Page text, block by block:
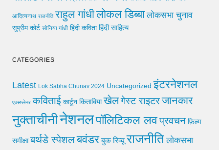
आदित्यनाथ राजनीति राहुल गांधीलोकल डिब्बा लोकसभा चुनाव
सुप्रीम कोर्ट सोनिया गांधी हिंदी कविता हिंदी साहित्य
CATEGORIES
Latest Lok Sabha Chunav 2024 Uncategorized इंटरनेशनल
एक्सप्लेनर कविताई कार्टून किताबिया खेलगेस्ट राइटरजानकार
नुक्ताचीनीनेशनलपॉलिटिकल लवप्रवचन फ़िल्म
समीक्षा बर्थडे स्पेशलबवंडर बुक रिव्यू राजनीति लोकसभा